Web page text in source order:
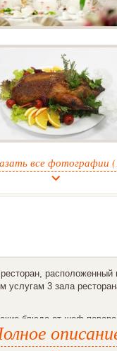
все фотографии
3 зала
блюда от шеф-
рыбного меню,
каштанами и